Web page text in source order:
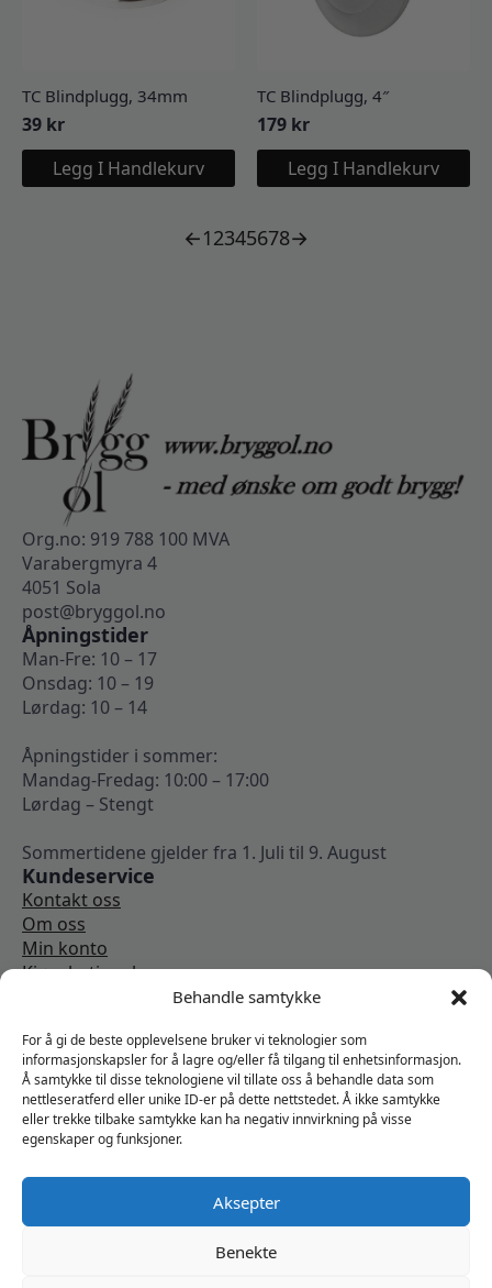
Behandle samtykke
For å gi de beste opplevelsene bruker vi teknologier som
informasjonskapsler for å lagre og/eller få tilgang til enhetsinformasjon.
Å samtykke til disse teknologiene vil tillate oss å behandle data som
nettleseratferd eller unike ID-er på dette nettstedet. Å ikke samtykke
eller trekke tilbake samtykke kan ha negativ innvirkning på visse
egenskaper og funksjoner.
Aksepter
Benekte
TC Blindplugg, 34mm
39 kr
Legg I Handlekurv
TC Blindplugg, 4″
179 kr
Legg I Handlekurv
←12345678→
Org.no: 919 788 100 MVA
Varabergmyra 4
4051 Sola
post@bryggol.no
Åpningstider
Man-Fre: 10 – 17
Onsdag: 10 – 19
Lørdag: 10 – 14
Åpningstider i sommer:
Mandag-Fredag: 10:00 – 17:00
Lørdag – Stengt
Sommertidene gjelder fra 1. Juli til 9. August
Kundeservice
Kontakt oss
Om oss
Min konto
Kjøpsbetingelser